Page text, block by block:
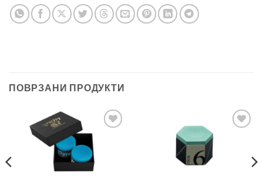
ПОВРЗАНИ ПРОДУКТИ
желботека
желботека